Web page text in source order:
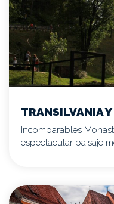
TRANSILVANIA
Incomparables
espectacular paisaje